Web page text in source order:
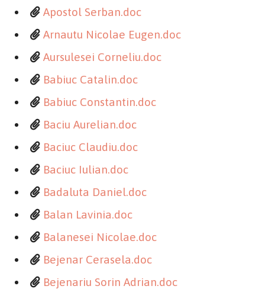
Apostol Serban.doc
Arnautu Nicolae Eugen.doc
Aursulesei Corneliu.doc
Babiuc Catalin.doc
Babiuc Constantin.doc
Baciu Aurelian.doc
Baciuc Claudiu.doc
Baciuc Iulian.doc
Badaluta Daniel.doc
Balan Lavinia.doc
Balanesei Nicolae.doc
Bejenar Cerasela.doc
Bejenariu Sorin Adrian.doc